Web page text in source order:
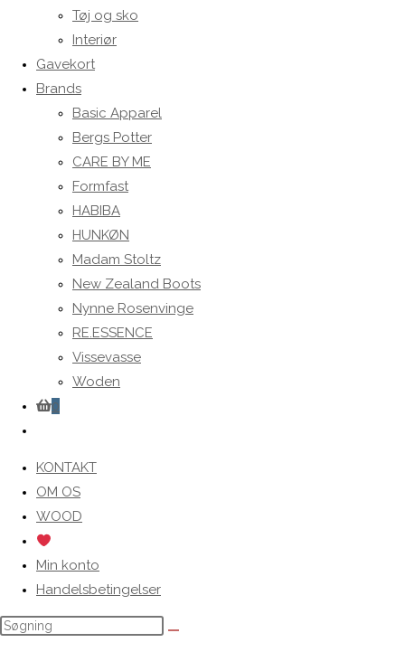
Tøj og sko
Interiør
Gavekort
Brands
Basic Apparel
Bergs Potter
CARE BY ME
Formfast
HABIBA
HUNKØN
Madam Stoltz
New Zealand Boots
Nynne Rosenvinge
RE.ESSENCE
Vissevasse
Woden
0
search
KONTAKT
OM OS
WOOD
Min konto
Handelsbetingelser